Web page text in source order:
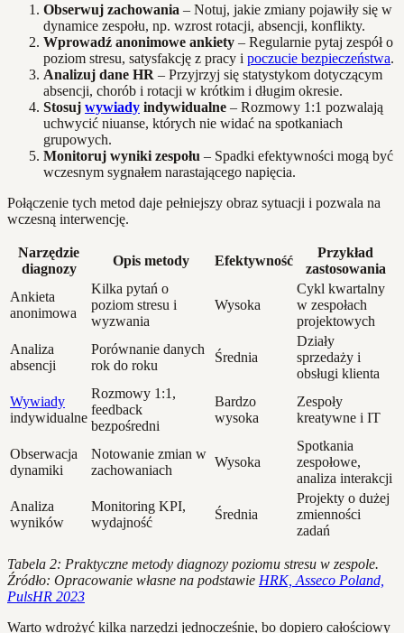
Obserwuj zachowania – Notuj, jakie zmiany pojawiły się w
dynamice zespołu, np. wzrost rotacji, absencji, konflikty.
Wprowadź anonimowe ankiety – Regularnie pytaj zespół o
poziom stresu, satysfakcję z pracy i poczucie bezpieczeństwa.
Analizuj dane HR – Przyjrzyj się statystykom dotyczącym
absencji, chorób i rotacji w krótkim i długim okresie.
Stosuj wywiady indywidualne – Rozmowy 1:1 pozwalają
uchwycić niuanse, których nie widać na spotkaniach
grupowych.
Monitoruj wyniki zespołu – Spadki efektywności mogą być
wczesnym sygnałem narastającego napięcia.
Połączenie tych metod daje pełniejszy obraz sytuacji i pozwala na
wczesną interwencję.
Narzędzie
diagnozy
Opis metody Efektywność
Przykład
zastosowania
Ankieta
anonimowa
Kilka pytań o
poziom stresu i
wyzwania
Wysoka
Cykl kwartalny
w zespołach
projektowych
Analiza
absencji
Porównanie danych
rok do roku
Średnia
Działy
sprzedaży i
obsługi klienta
Wywiady
indywidualne
Rozmowy 1:1,
feedback
bezpośredni
Bardzo
wysoka
Zespoły
kreatywne i IT
Obserwacja
dynamiki
Notowanie zmian w
zachowaniach
Wysoka
Spotkania
zespołowe,
analiza interakcji
Analiza
wyników
Monitoring KPI,
wydajność
Średnia
Projekty o dużej
zmienności
zadań
Tabela 2: Praktyczne metody diagnozy poziomu stresu w zespole.
Źródło: Opracowanie własne na podstawie HRK, Asseco Poland,
PulsHR 2023
Warto wdrożyć kilka narzędzi jednocześnie, bo dopiero całościowy